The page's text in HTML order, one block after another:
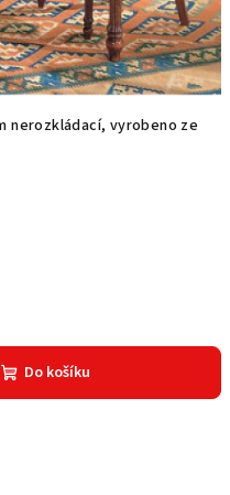
nerozkládací, vyrobeno ze
Do košíku